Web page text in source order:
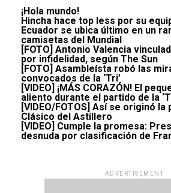
¡Hola mundo!
Hincha hace top less por su
Ecuador se ubica último en un
camisetas del Mundial
[FOTO] Antonio Valencia
por infidelidad, según The Sun
[FOTO] Asambleísta robó las
convocados de la ‘Tri’
[VIDEO] ¡MÁS CORAZÓN! El
aliento durante el partido de la
[VIDEO/FOTOS] Así se originó
Clásico del Astillero
[VIDEO] Cumple la promesa:
desnuda por clasificación de
ADVERTISEMENT